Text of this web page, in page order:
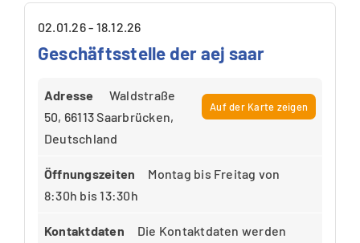
02.01.26 - 18.12.26
Geschäftsstelle der aej saar
Auf der Karte zeigen
Adresse
Waldstraße
50, 66113 Saarbrücken,
Deutschland
Öffnungszeiten
Montag bis Freitag von
8:30h bis 13:30h
Kontaktdaten
Die Kontaktdaten werden